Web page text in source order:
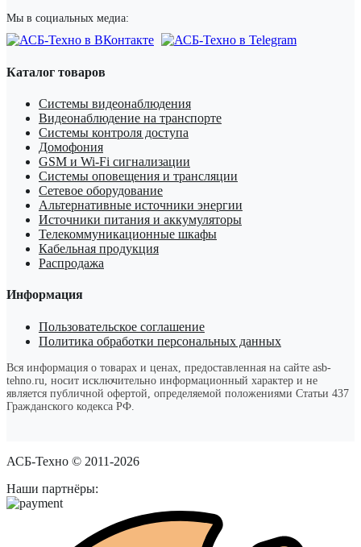
Мы в социальных медиа:
Каталог товаров
Системы видеонаблюдения
Видеонаблюдение на транспорте
Системы контроля доступа
Домофония
GSM и Wi-Fi сигнализации
Системы оповещения и трансляции
Сетевое оборудование
Альтернативные источники энергии
Источники питания и аккумуляторы
Телекоммуникационные шкафы
Кабельная продукция
Распродажа
Информация
Пользовательское соглашение
Политика обработки персональных данных
Вся информация о товарах и ценах, предоставленная на сайте asb-
tehno.ru, носит исключительно информационный характер и не
является публичной офертой, определяемой положениями Статьи 437
Гражданского кодекса РФ.
АСБ-Техно © 2011-2026
Наши партнёры: